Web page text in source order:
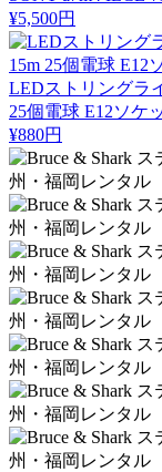
¥5,500円
LEDストリングラ
25個電球 E12ソケ
¥880円